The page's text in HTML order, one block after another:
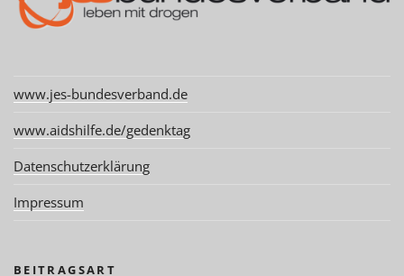
www.jes-bundesverband.de
www.aidshilfe.de/gedenktag
Datenschutzerklärung
Impressum
BEITRAGSART